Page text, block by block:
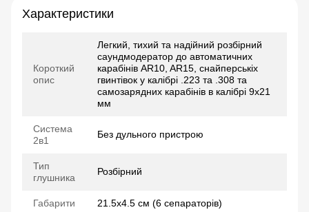
Характеристики
Короткий
опис
Легкий, тихий та надійний розбірний
саундмодератор до автоматичних
карабінів АR10, AR15, снайперськіх
гвинтівок у калібрі .223 та .308 та
самозарядних карабінів в калібрі 9x21
мм
Система
2в1
Без дульного пристрою
Тип
глушника
Розбірний
Габарити 21.5х4.5 см (6 сепараторів)